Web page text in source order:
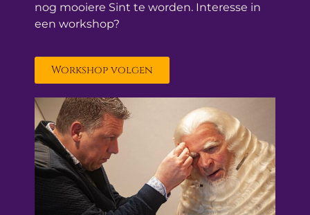
nog mooiere Sint te worden. Interesse in
een workshop?
Workshop volgen